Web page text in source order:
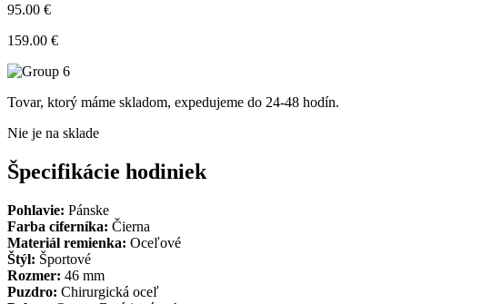
95.00 €
159.00 €
Tovar, ktorý máme skladom, expedujeme do 24-48 hodín.
Nie je na sklade
Špecifikácie hodiniek
Pohlavie: Pánske
Farba ciferníka: Čierna
Materiál remienka: Oceľové
Štýl: Športové
Rozmer: 46 mm
Puzdro: Chirurgická oceľ